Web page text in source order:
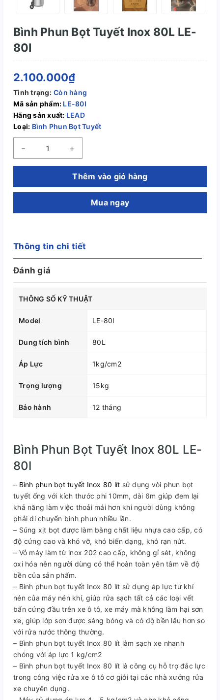
Bình Phun Bọt Tuyết Inox 80L LE-
80I
2.100.000₫
Tình trạng: Còn hàng
Mã sản phẩm: LE-80I
Hãng sản xuất: LEAD
Loại: Bình Phun Bọt Tuyết
- +
Thêm vào giỏ hàng
Mua ngay
Thông tin chi tiết
Đánh giá
THÔNG SỐ KỸ THUẬT
Model LE-80I
Dung tích bình 80L
Áp Lực 1kg/cm2
Trọng lượng 15kg
Bảo hành 12 tháng
Bình Phun Bọt Tuyết Inox 80L LE-
80I
– Bình phun bọt tuyết Inox 80 lít sử dụng vòi phun bọt
tuyết ống với kích thước phi 10mm, dài 6m giúp đem lại
khả năng làm việc thoải mái hơn khi người dùng không
phải di chuyển bình phun nhiều lần.
– Súng xịt bọt được làm bằng chất liệu nhựa cao cấp, có
độ cứng cao và khó vỡ, khó biến dạng, khó rạn nứt.
– Vỏ máy làm từ inox 202 cao cấp, không gỉ sét, không
oxi hóa nên người dùng có thể hoàn toàn yên tâm về độ
bền của sản phẩm.
– Bình phun bọt tuyết Inox 80 lít sử dụng áp lực từ khí
nén của máy nén khí, giúp rửa sạch tất cả các loại vết
bẩn cứng đầu trên xe ô tô, xe máy mà không làm hại sơn
xe, giúp lớp sơn được sáng bóng và có độ bền lâu hơn so
với rửa nước thông thường.
– Bình phun bọt tuyết Inox 80 lít làm sạch xe nhanh
chóng với áp lực 1 kg/cm2
– Bình phun bọt tuyết Inox 80 lít là công cụ hỗ trợ đắc lực
trong công việc rửa xe ô tô cơ giới tại các nhà xưởng rửa
xe chuyên dụng.